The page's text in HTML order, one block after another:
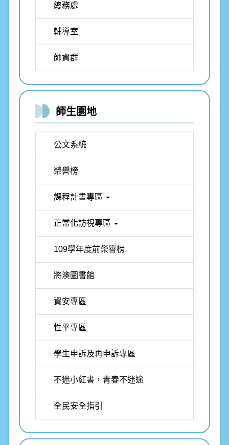
總務處
輔導室
師資群
師生園地
公文系統
榮譽榜
課程計畫專區
正常化訪視專區
109學年度前榮譽榜
將澳圖書館
資安專區
性平專區
學生申訴及再申訴專區
不迷小紅書，青春不迷途
全民安全指引